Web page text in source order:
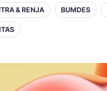
& RENJA BUMDES